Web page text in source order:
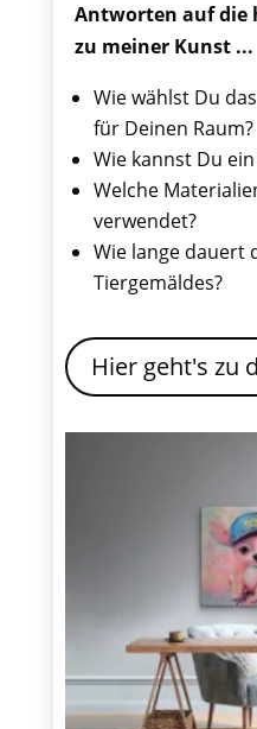
Antworten auf die
zu meiner Kunst ...
Wie wählst Du
für Deinen Raum?
Wie kannst Du
Welche
verwendet?
Wie lange dauert
Tiergemäldes?
Hier geht's zu